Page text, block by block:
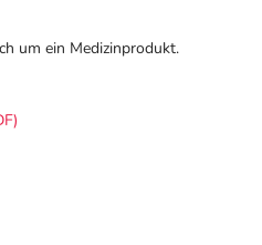
um ein Medizinprodukt.